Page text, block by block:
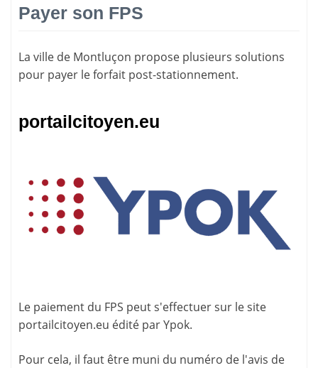
Payer son FPS
La ville de Montluçon propose plusieurs solutions
pour payer le forfait post-stationnement.
portailcitoyen.eu
Le paiement du FPS peut s'effectuer sur le site
portailcitoyen.eu édité par Ypok.
Pour cela, il faut être muni du numéro de l'avis de